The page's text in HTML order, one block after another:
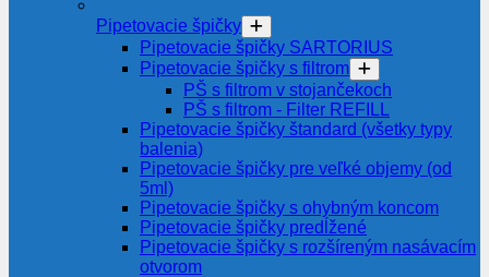
Pipetovacie špičky
Pipetovacie špičky SARTORIUS
Pipetovacie špičky s filtrom
PŠ s filtrom v stojančekoch
PŠ s filtrom - Filter REFILL
Pipetovacie špičky štandard (všetky typy
balenia)
Pipetovacie špičky pre veľké objemy (od
5ml)
Pipetovacie špičky s ohybným koncom
Pipetovacie špičky predĺžené
Pipetovacie špičky s rozšíreným nasávacím
otvorom